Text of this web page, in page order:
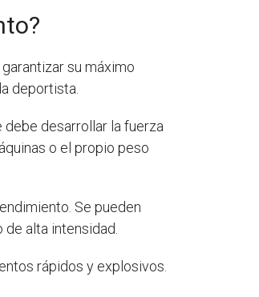
su máximo
deportista.
desarrollar la fuerza
o el propio peso
Se pueden
alta intensidad.
rápidos y explosivos.